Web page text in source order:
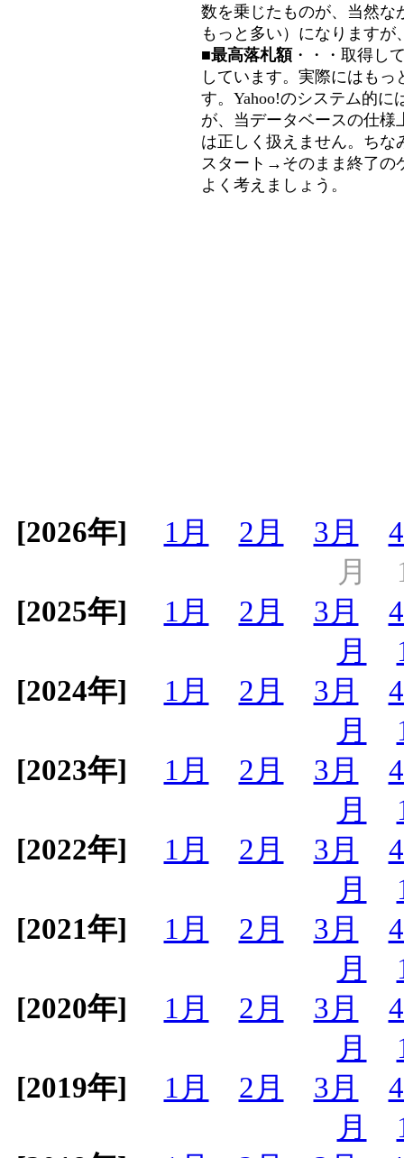
数を乗じたものが、当然な
もっと多い）になります
■最高落札額 ・・・取得し
しています。実際にはも
す。Yahoo!のシステム的に
が、当データベースの仕様
は正しく扱えません。ちな
スタート→そのまま終了の
よく考えましょう。
[2026年] 1月 2月 3月
月
[2025年]
1月 2月 3月
月
[2024年]
1月 2月 3月
月
[2023年]
1月 2月 3月
月
[2022年]
1月 2月 3月
月
[2021年]
1月 2月 3月
月
[2020年]
1月 2月 3月
月
[2019年]
1月 2月 3月
月